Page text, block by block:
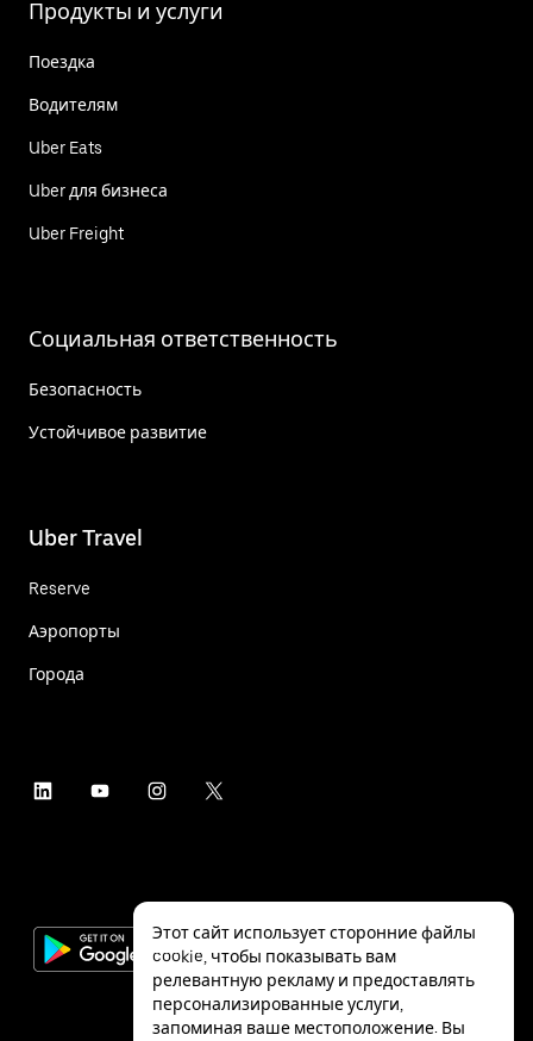
Продукты и услуги
Поездка
Водителям
Uber Eats
Uber для бизнеса
Uber Freight
Социальная ответственность
Безопасность
Устойчивое развитие
Uber Travel
Reserve
Аэропорты
Города
Этот сайт использует сторонние файлы
cookie, чтобы показывать вам
релевантную рекламу и предоставлять
персонализированные услуги,
запоминая ваше местоположение. Вы